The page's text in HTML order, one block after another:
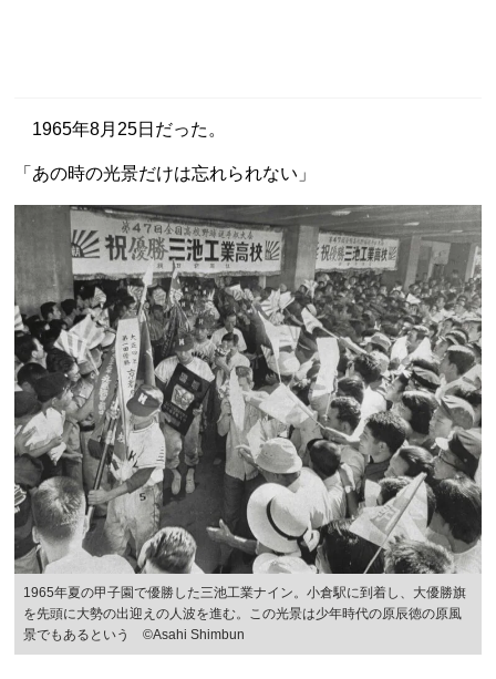
1965年8月25日だった。
「あの時の光景だけは忘れられない」
1965年夏の甲子園で優勝した三池工業ナイン。小倉駅に到着し、大優勝旗
を先頭に大勢の出迎えの人波を進む。この光景は少年時代の原辰徳の原風
景でもあるという ©︎Asahi Shimbun